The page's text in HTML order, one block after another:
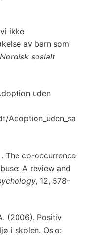
ikke
av barn som
Nordisk sosialt
uden
Adoption_uden_sa
The co-occurrence
A review and
, 12, 578-
(2006). Positiv
i skolen. Oslo: